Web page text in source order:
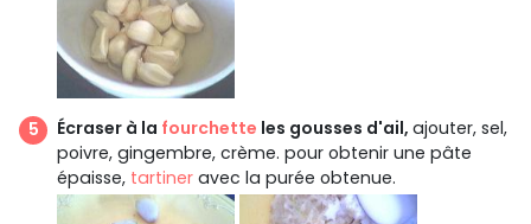
Écraser à la fourchette les gousses d'ail, ajouter, sel,
poivre, gingembre, crème. pour obtenir une pâte
épaisse, tartiner avec la purée obtenue.